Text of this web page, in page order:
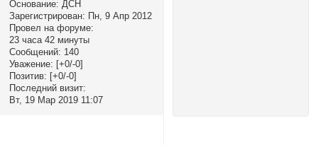
Основание: ДСН
Зарегистрирован: Пн, 9 Апр 2012
Провел на форуме:
23 часа 42 минуты
Сообщений: 140
Уважение: [+0/-0]
Позитив: [+0/-0]
Последний визит:
Вт, 19 Мар 2019 11:07